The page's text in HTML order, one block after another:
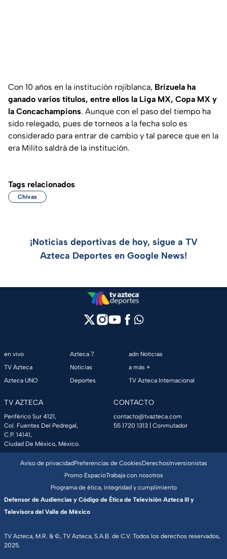
Con 10 años en la institución rojiblanca, Brizuela ha
ganado varios títulos, entre ellos la Liga MX, Copa MX y
la Concachampions. Aunque con el paso del tiempo ha
sido relegado, pues de torneos a la fecha solo es
considerado para entrar de cambio y tal parece que en la
era Milito saldrá de la institución.
Tags relacionados
Chivas
¡Noticias deportivas de hoy, sigue a TV
Azteca Deportes en Google News!
en vivo
TV Azteca
Azteca UNO
Azteca 7
Noticias
Deportes
adn Noticias
a más +
TV Azteca Internacional
TV AZTECA
Periférico Sur 4121,
Col. Fuentes Del Pedregal,
C.P. 14141,
Ciudad De México, México.
CONTACTO
contacto@tvazteca.com
55 1720 1313 | Conmutador
TV Azteca, M.R. & ©, TV Azteca, S.A.B. de C.V. Todos los derechos reservados,
2025.
Aviso de privacidadPreferencias de CookiesDerechosInversionistas
Promo EspacioTrabaja con nosotros
Programa de ética, integridad y cumplimiento
Defensor de Audiencias y Código de Ética de Televisión Azteca III y
Televisora del Valle de México